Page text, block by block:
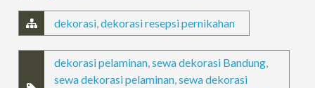
dekorasi,dekorasi resepsi pernikahan
dekorasi pelaminan,sewa dekorasi Bandung,
sewa dekorasi pelaminan,sewa dekorasi